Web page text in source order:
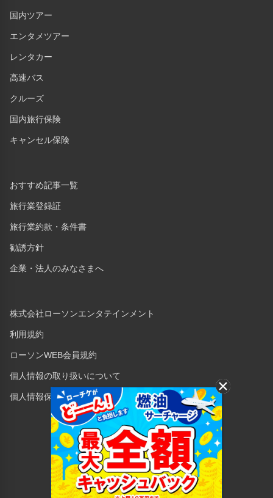
国内ツアー
エンタメツアー
レンタカー
高速バス
クルーズ
国内旅行保険
キャンセル保険
おすすめ記事一覧
旅行業登録証
旅行業約款・条件書
勧誘方針
企業・法人のみなさまへ
株式会社ローソンエンタテインメント
利用規約
ローソンWEB会員規約
個人情報の取り扱いについて
個人情報保護方針
Copyright © 1998 Lawson Entertainment, Inc.